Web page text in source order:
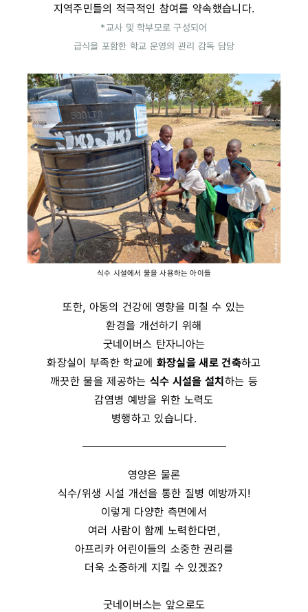
지역주민들의 적극적인 참여를 약속했습니다.
*교사 및 학부모로 구성되어
급식을 포함한 학교 운영의 관리 감독 담당
식수 시설에서 물을 사용하는 아이들
또한, 아동의 건강에 영향을 미칠 수 있는
환경을 개선하기 위해
굿네이버스 탄자니아는
화장실이 부족한 학교에 화장실을 새로 건축하고
깨끗한 물을 제공하는 식수 시설을 설치하는 등
감염병 예방을 위한 노력도
병행하고 있습니다.
영양은 물론
식수/위생 시설 개선을 통한 질병 예방까지!
이렇게 다양한 측면에서
여러 사람이 함께 노력한다면,
아프리카 어린이들의 소중한 권리를
더욱 소중하게 지킬 수 있겠죠?
굿네이버스는 앞으로도